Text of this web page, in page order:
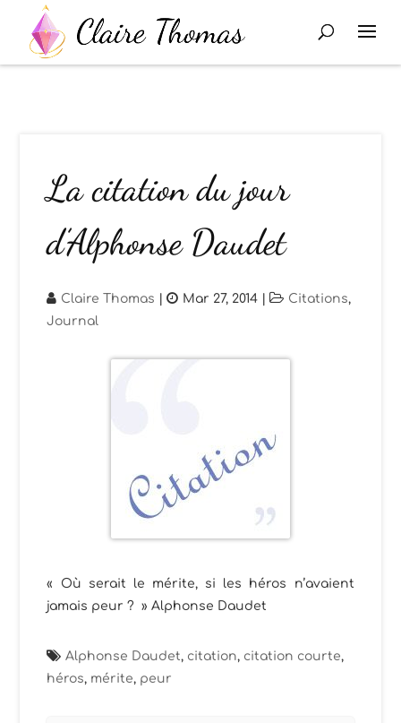
La citation du jour
d’Alphonse Daudet
Claire Thomas | Mar 27, 2014 | Citations,
Journal
« Où serait le mérite, si les héros n’avaient
jamais peur ? » Alphonse Daudet
Alphonse Daudet, citation, citation courte,
héros, mérite, peur